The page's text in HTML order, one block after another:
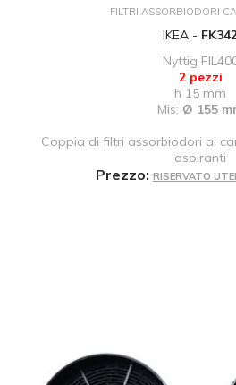
FILTRI ASSORBIODORI
IKEA -
Nyttig
2 pezzi
h 15 mm
Mis: Ø 155
Coppia di filtri assorbiodori ai
aspiranti
Prezzo: RISERVATO